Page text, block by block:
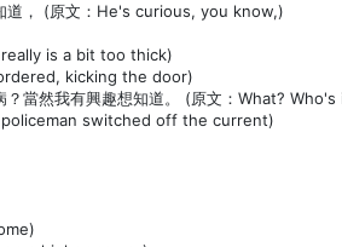
道， (原文：He's curious, you know,)
really is a bit too thick)
kicking the door)
？當然我有興趣想知道。 (原文：What?
policeman switched off the current)